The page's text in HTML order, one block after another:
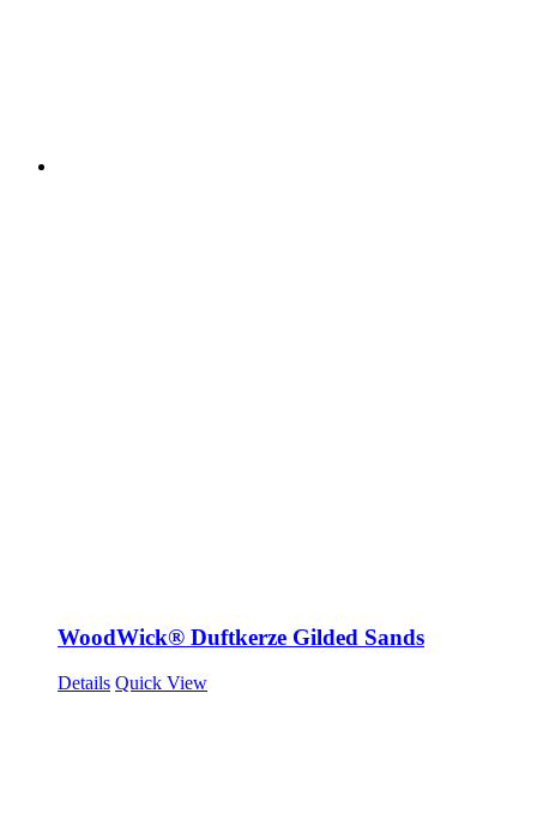
WoodWick® Duftkerze Gilded Sands
Details Quick View